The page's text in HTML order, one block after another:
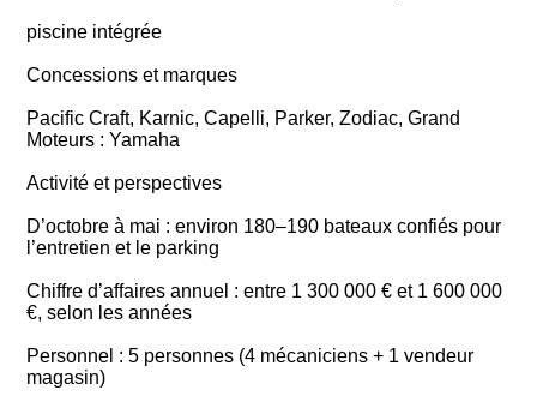
piscine intégrée
Concessions et marques
Pacific Craft, Karnic, Capelli, Parker, Zodiac, Grand
Moteurs : Yamaha
Activité et perspectives
D’octobre à mai : environ 180–190 bateaux confiés pour
l’entretien et le parking
Chiffre d’affaires annuel : entre 1 300 000 € et 1 600 000
€, selon les années
Personnel : 5 personnes (4 mécaniciens + 1 vendeur
magasin)